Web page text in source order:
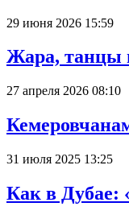
29 июня 2026 15:59
Жара, танцы
27 апреля 2026 08:10
31 июля 2025 13:25
Как в Дубае: